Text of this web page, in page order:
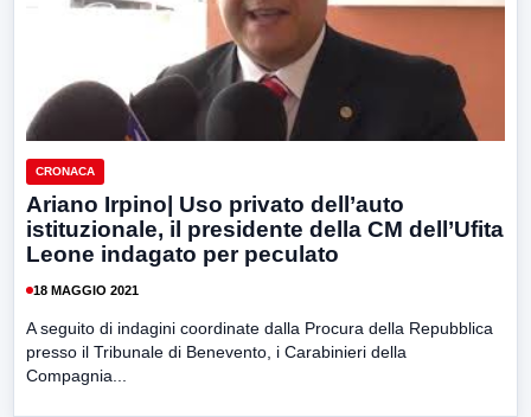
CRONACA
Ariano Irpino| Uso privato dell’auto
istituzionale, il presidente della CM dell’Ufita
Leone indagato per peculato
18 MAGGIO 2021
A seguito di indagini coordinate dalla Procura della Repubblica
presso il Tribunale di Benevento, i Carabinieri della
Compagnia...